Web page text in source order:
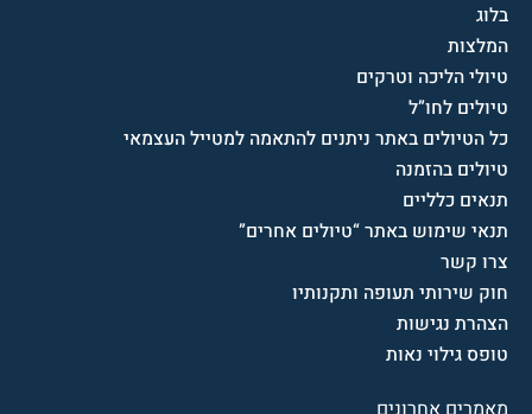
בלוג
המלצות
טיולי הליכה וטרקים
טיולים לחו”ל
כל הטיולים באתר ניתנים להתאמה למטייל העצמאי
טיולים בהזמנה
תנאים כלליים
תנאי שימוש באתר “טיולים אחרים”
צרו קשר
חוק שירותי תעופה ותקנותיו
הצהרת נגישות
טופס גילוי נאות